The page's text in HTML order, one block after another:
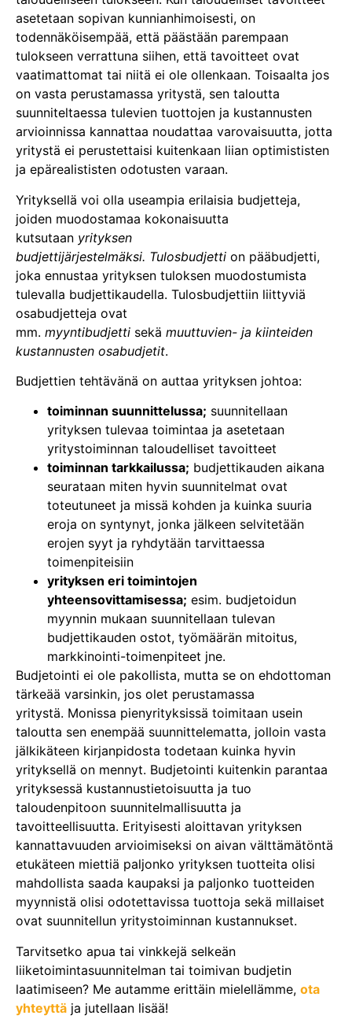
asetetaan sopivan kunnianhimoisesti, on
todennäköisempää, että päästään parempaan
tulokseen verrattuna siihen, että tavoitteet ovat
vaatimattomat tai niitä ei ole ollenkaan. Toisaalta jos
on vasta perustamassa yritystä, sen taloutta
suunniteltaessa tulevien tuottojen ja kustannusten
arvioinnissa kannattaa noudattaa varovaisuutta, jotta
yritystä ei perustettaisi kuitenkaan liian optimististen
ja epärealististen odotusten varaan.
Yrityksellä voi olla useampia erilaisia budjetteja,
joiden muodostamaa kokonaisuutta
kutsutaan yrityksen
budjettijärjestelmäksi. Tulosbudjetti on pääbudjetti,
joka ennustaa yrityksen tuloksen muodostumista
tulevalla budjettikaudella. Tulosbudjettiin liittyviä
osabudjetteja ovat
mm. myyntibudjetti sekä muuttuvien- ja kiinteiden
kustannusten osabudjetit.
Budjettien tehtävänä on auttaa yrityksen johtoa:
toiminnan suunnittelussa; suunnitellaan
yrityksen tulevaa toimintaa ja asetetaan
yritystoiminnan taloudelliset tavoitteet
toiminnan tarkkailussa; budjettikauden aikana
seurataan miten hyvin suunnitelmat ovat
toteutuneet ja missä kohden ja kuinka suuria
eroja on syntynyt, jonka jälkeen selvitetään
erojen syyt ja ryhdytään tarvittaessa
toimenpiteisiin
yrityksen eri toimintojen
yhteensovittamisessa; esim. budjetoidun
myynnin mukaan suunnitellaan tulevan
budjettikauden ostot, työmäärän mitoitus,
markkinointi-toimenpiteet jne.
Budjetointi ei ole pakollista, mutta se on ehdottoman
tärkeää varsinkin, jos olet perustamassa
yritystä. Monissa pienyrityksissä toimitaan usein
taloutta sen enempää suunnittelematta, jolloin vasta
jälkikäteen kirjanpidosta todetaan kuinka hyvin
yrityksellä on mennyt. Budjetointi kuitenkin parantaa
yrityksessä kustannustietoisuutta ja tuo
taloudenpitoon suunnitelmallisuutta ja
tavoitteellisuutta. Erityisesti aloittavan yrityksen
kannattavuuden arvioimiseksi on aivan välttämätöntä
etukäteen miettiä paljonko yrityksen tuotteita olisi
mahdollista saada kaupaksi ja paljonko tuotteiden
myynnistä olisi odotettavissa tuottoja sekä millaiset
ovat suunnitellun yritystoiminnan kustannukset.
Tarvitsetko apua tai vinkkejä selkeän
liiketoimintasuunnitelman tai toimivan budjetin
laatimiseen? Me autamme erittäin mielellämme, ota
yhteyttä ja jutellaan lisää!